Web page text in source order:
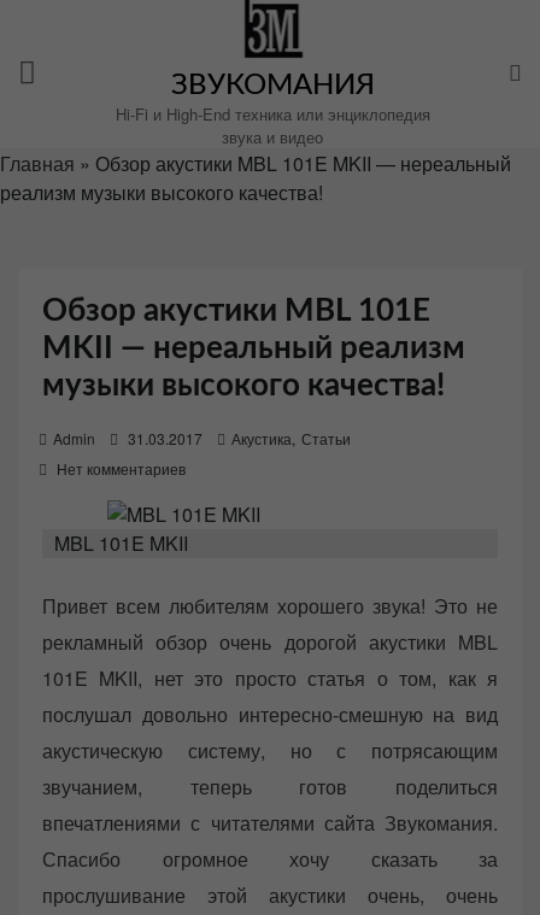
содержимому
ЗВУКОМАНИЯ
Hi-Fi и High-End техника или энциклопедия
звука и видео
Главная » Обзор акустики MBL 101E MKII — нереальный
реализм музыки высокого качества!
Обзор акустики MBL 101E
MKII — нереальный реализм
музыки высокого качества!
Admin
o
t
e
o
n
31.03.2017 Акустика Статьи
Нет комментариев
MBL 101E MKII
Привет всем любителям хорошего звука! Это не
рекламный обзор очень дорогой акустики MBL
101E MKII, нет это просто статья о том, как я
послушал довольно интересно-смешную на вид
акустическую систему, но с потрясающим
звучанием, теперь готов поделиться
впечатлениями с читателями сайта Звукомания.
Спасибо огромное хочу сказать за
прослушивание этой акустики очень, очень